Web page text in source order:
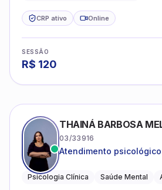
CRP ativo Online
SESSÃO
R$ 120
THAINÁ BARBOSA
03/33916
Atendimento
emocional
Psicologia Clínica Saúde Mental